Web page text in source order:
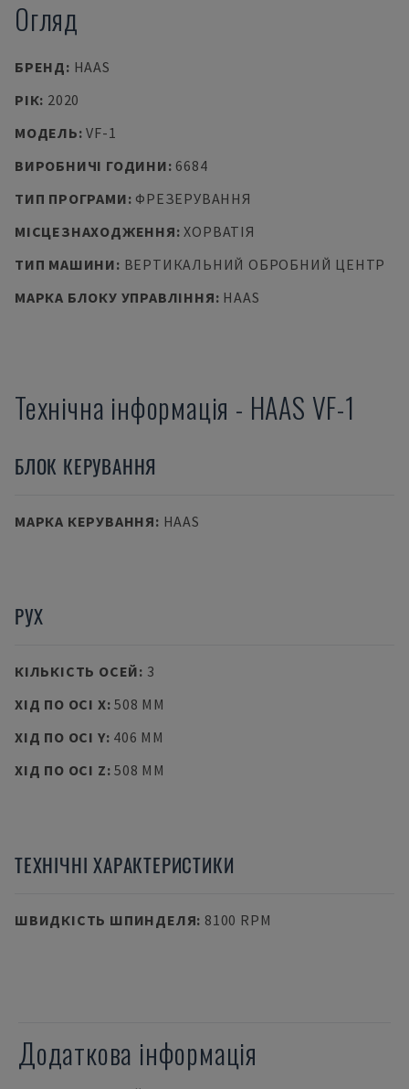
Огляд
БРЕНД: HAAS
РІК: 2020
МОДЕЛЬ:VF-1
ВИРОБНИЧІ ГОДИНИ: 6684
ТИП ПРОГРАМИ: ФРЕЗЕРУВАННЯ
МІСЦЕЗНАХОДЖЕННЯ:ХОРВАТІЯ
ТИП МАШИНИ: ВЕРТИКАЛЬНИЙ ОБРОБНИЙ ЦЕНТР
МАРКА БЛОКУ УПРАВЛІННЯ: HAAS
Технічна інформація - HAAS VF-1
БЛОК КЕРУВАННЯ
МАРКА КЕРУВАННЯ: HAAS
РУХ
КІЛЬКІСТЬ ОСЕЙ: 3
ХІД ПО ОСІ X:508 MM
ХІД ПО ОСІ Y: 406 MM
ХІД ПО ОСІ Z:508 MM
ТЕХНІЧНІ ХАРАКТЕРИСТИКИ
ШВИДКІСТЬ ШПИНДЕЛЯ: 8100 RPM
Додаткова інформація